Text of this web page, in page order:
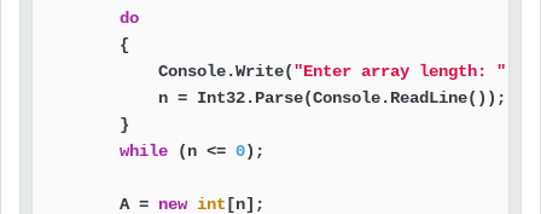
do
        {
            Console.Write(
"Enter array length: "
            n = Int32.Parse(Console.ReadLine());
        }
while (n <= 0);
        A =
new int [n];